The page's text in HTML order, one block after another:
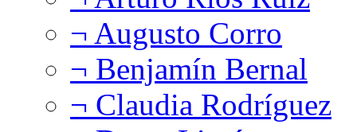
¬ Augusto Corro
¬ Benjamín Bernal
¬ Claudia Rodríguez